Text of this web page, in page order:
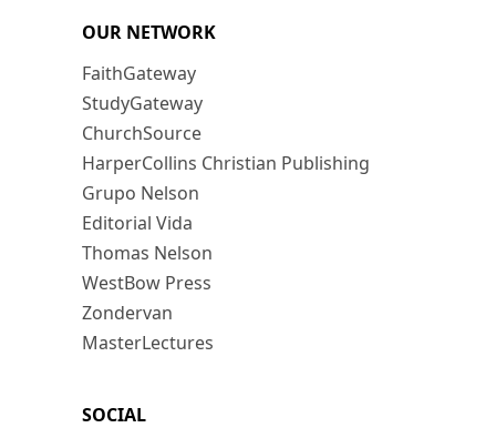
OUR NETWORK
FaithGateway
StudyGateway
ChurchSource
HarperCollins Christian Publishing
Grupo Nelson
Editorial Vida
Thomas Nelson
WestBow Press
Zondervan
MasterLectures
SOCIAL